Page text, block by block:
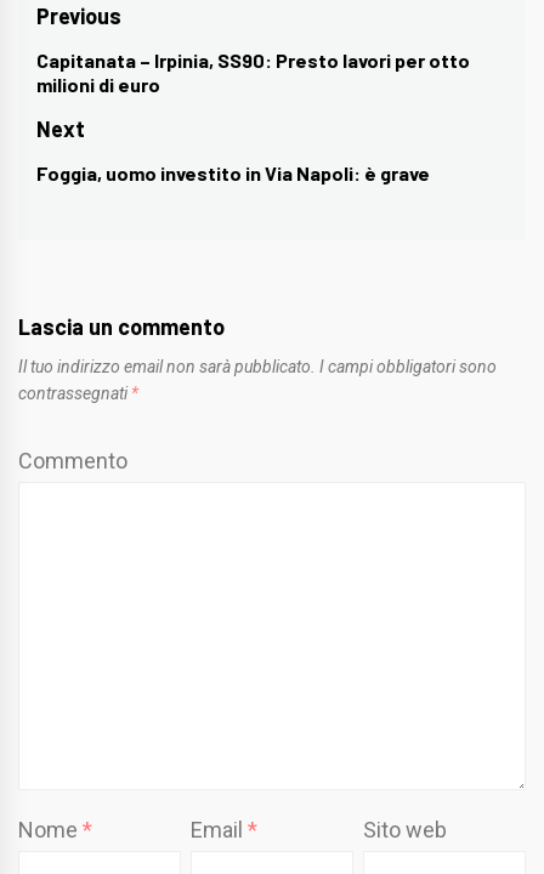
Navigazione
articoli
Previous
Previous
post:
Capitanata – Irpinia, SS90: Presto lavori per otto
milioni di euro
Next
Next
Foggia, uomo investito in Via Napoli: è grave
Lascia un commento
Il tuo indirizzo email non sarà pubblicato. I campi obbligatori sono
contrassegnati *
Commento
Nome * Email* Sito web